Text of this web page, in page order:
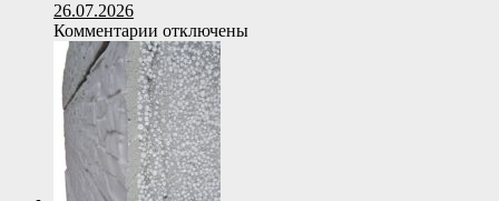
отопительному
оборудованию
26.07.2026
Комментарии к
записи
Как
выбрать
офисное
кресло
по
весовой
нагрузке
отключены